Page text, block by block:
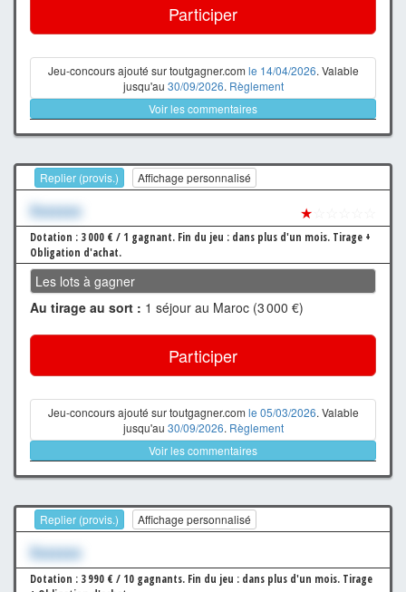
Participer
Jeu-concours ajouté sur toutgagner.com le 14/04/2026. Valable
jusqu'au 30/09/2026. Règlement
Voir les commentaires
Replier (provis.) Affichage personnalisé
Xxxxxxx ★
Dotation : 3 000 € / 1 gagnant. Fin du jeu : dans plus d'un mois. Tirage +
Obligation d'achat.
Les lots à gagner
Au tirage au sort : 1 séjour au Maroc (3 000 €)
Participer
Jeu-concours ajouté sur toutgagner.com le 05/03/2026. Valable
jusqu'au 30/09/2026. Règlement
Voir les commentaires
Replier (provis.) Affichage personnalisé
Xxxxxxx
Dotation : 3 990 € / 10 gagnants. Fin du jeu : dans plus d'un mois. Tirage